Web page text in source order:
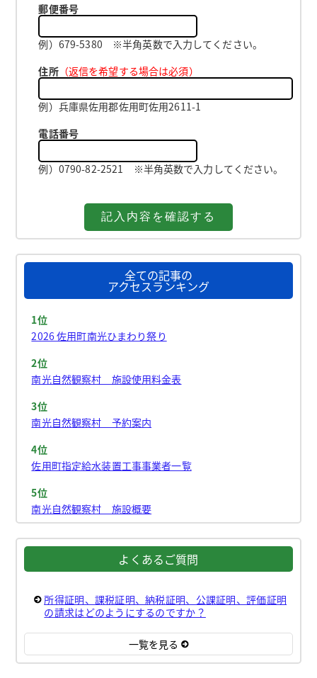
郵便番号
例）679-5380 ※半角英数で入力してください。
住所（返信を希望する場合は必須）
例）兵庫県佐用郡佐用町佐用2611-1
電話番号
例）0790-82-2521 ※半角英数で入力してください。
全ての記事の
アクセスランキング
1位
2026 佐用町南光ひまわり祭り
2位
南光自然観察村 施設使用料金表
3位
南光自然観察村 予約案内
4位
佐用町指定給水装置工事事業者一覧
5位
南光自然観察村 施設概要
よくあるご質問
所得証明、課税証明、納税証明、公課証明、評価証明
の請求はどのようにするのですか？
一覧を見る